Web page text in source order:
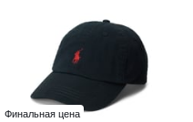
Финальная цена